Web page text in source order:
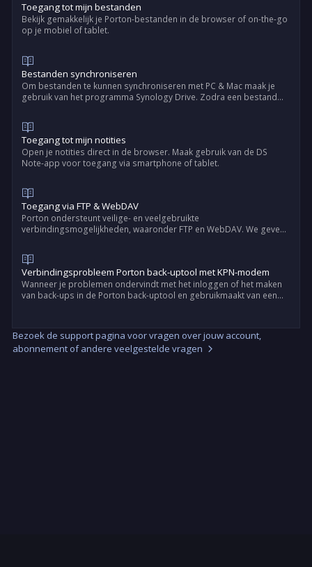
Toegang tot mijn bestanden
Bekijk gemakkelijk je Porton-bestanden in de browser of on-the-go
op je mobiel of tablet.
Bestanden synchroniseren
Om bestanden te kunnen synchroniseren met PC & Mac maak je
gebruik van het programma Synology Drive. Zodra een bestand
Toegang tot mijn notities
Open je notities direct in de browser. Maak gebruik van de DS
Note-app voor toegang via smartphone of tablet.
Toegang via FTP & WebDAV
Porton ondersteunt veilige- en veelgebruikte
verbindingsmogelijkheden, waaronder FTP en WebDAV. We geven
Verbindingsprobleem Porton back-uptool met KPN-modem
Wanneer je problemen ondervindt met het inloggen of het maken
van back-ups in de Porton back-uptool en gebruikmaakt van een
Bezoek de support pagina voor vragen over jouw account,
abonnement of andere veelgestelde vragen